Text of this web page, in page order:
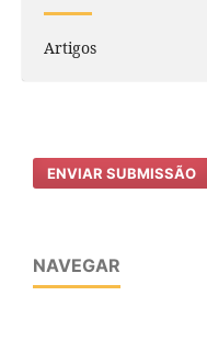
Artigos
ENVIAR SUBMISSÃO
NAVEGAR